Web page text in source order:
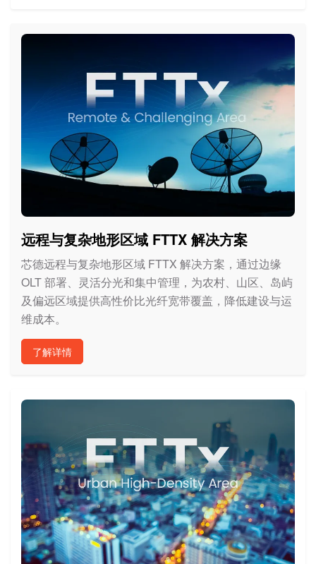
远程与复杂地形区域 FTTX 解决方案
芯德远程与复杂地形区域 FTTX 解决方案，通过边缘
OLT 部署、灵活分光和集中管理，为农村、山区、岛屿
及偏远区域提供高性价比光纤宽带覆盖，降低建设与运
维成本。
了解详情